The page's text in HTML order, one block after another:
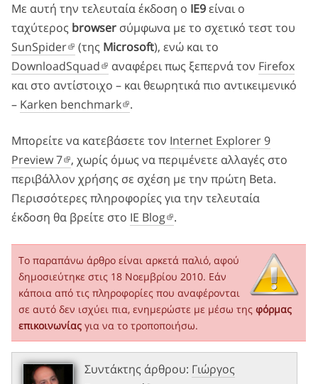
Με αυτή την τελευταία έκδοση ο IE9είναι ο
ταχύτερος browser σύμφωνα με το σχετικό τεστ του
SunSpider
(της Microsoft), ενώ και το
DownloadSquad
αναφέρει πως ξεπερνά τον Firefox
και στο αντίστοιχο – και θεωρητικά πιο αντικειμενικό
– Karken benchmark .
Μπορείτε να κατεβάσετε τον Internet Explorer 9
Preview 7 , χωρίς όμως να περιμένετε αλλαγές στο
περιβάλλον χρήσης σε σχέση με την πρώτη Beta.
Περισσότερες πληροφορίες για την τελευταία
έκδοση θα βρείτε στο IE Blog .
Το παραπάνω άρθρο είναι αρκετά παλιό, αφού
δημοσιεύτηκε στις 18 Νοεμβρίου 2010. Εάν
κάποια από τις πληροφορίες που αναφέρονται
σε αυτό δεν ισχύει πια, ενημερώστε με μέσω της φόρμας
επικοινωνίας για να το τροποποιήσω.
Συντάκτης άρθρου: Γιώργος